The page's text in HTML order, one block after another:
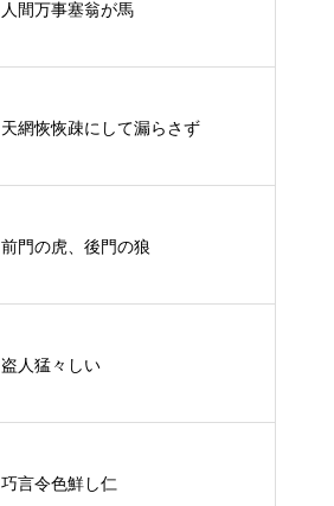
人間万事塞翁が馬
天網恢恢疎にして漏らさず
前門の虎、後門の狼
盗人猛々しい
巧言令色鮮し仁